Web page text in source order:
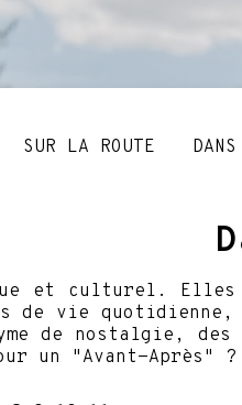
SUR LA ROUTE
et culturel. Elles
vie quotidienne,
de nostalgie, des
un "Avant-Après" ?